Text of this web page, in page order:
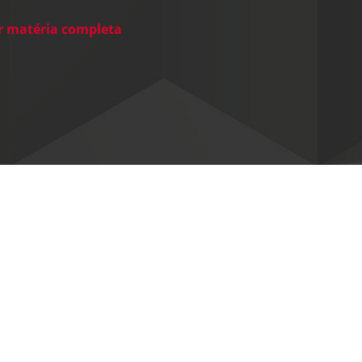
esclarecer que não possui
matéria completa